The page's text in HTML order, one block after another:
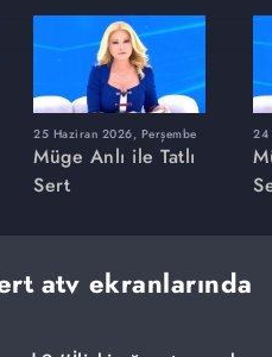
25 Haziran 2026, Perşembe
Müge Anlı ile Tatlı
Sert
24
atv ekranlarında